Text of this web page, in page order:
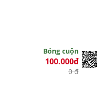
Bóng cuộn
100.000đ
0 đ